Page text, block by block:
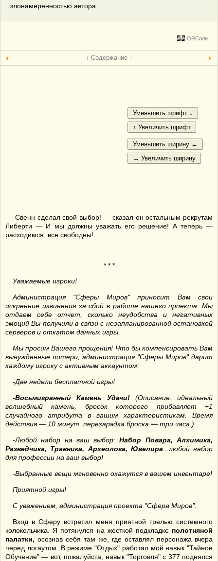
злонамеренностью автора.
QRCode
↓ Содержание ↓
-Свенн сделал свой выбор! — сказал он остальным рекрутам
Либерти — И мы должны уважать его решение! А теперь —
расходимся, все свободны!
* * *
Уважаемые игроки!
Администрация "Сферы Миров" приносит Вам свои
искренние извинения за сбой в работе нашего проекта. Мы
отдаем себе отчет, сколько неудобства и негативных
эмоций Вы получили в связи с незапланированной остановкой
серверов и откатом данных игры.
Мы просим Вашего прощения! Что бы компенсировать Вам
вынужденные потери, администрация "Сферы Миров" дарит
каждому игроку с активным аккаунтом:
-Две недели бесплатной игры!
-Восьмигранный Камень Удачи!(Описание: идеальный
волшебный камень, бросок которого прибавляет +1
случайного атрибута в вашим характеристикам. Время
действия — 10 минут, перезарядка броска — три часа.)
-Любой набор на ваш выбор:Набор Повара, Алхимика,
Разведчика, Травника, Археолога, Ювелира ...любой набор
для профессии на ваш выбор!
-Выбранные вещи мгновенно окажутся в вашем инвентаре!
Приятной игры!
С уважением, администрация проекта "Сфера Миров".
Вход в Сферу встретил меня приятной трелью системного
колокольчика. Я потянулся на жесткой подкладке полотняной
палатки, осознав себя там же, где оставлял персонажа вчера
перед логаутом. В режиме "Отдых" работал мой навык "Тайное
Обучение" — вот, пожалуйста, навык "Торговля" с 377 поднялся